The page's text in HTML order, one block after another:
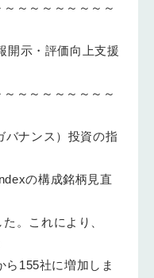
～～～～～～～～
開示・評価向上支援
～～～～～～～～
バナンス）投資の指
の構成銘柄見直
。これにより、
ら155社に増加しま